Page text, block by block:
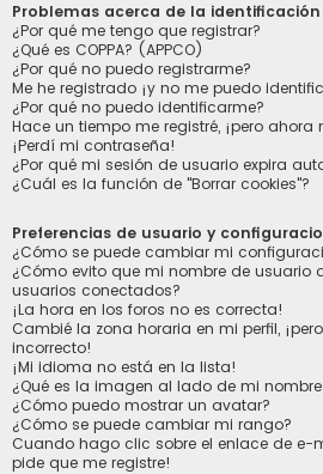
Problemas acerca de la
¿Por qué me tengo que registrar?
¿Qué es COPPA? (APPCO)
¿Por qué no puedo registrarme?
Me he registrado ¡y no me puedo
¿Por qué no puedo identificarme?
Hace un tiempo me registré, ¡pero
¡Perdí mi contraseña!
¿Por qué mi sesión de usuario expira
¿Cuál es la función de "Borrar cookies"?
Preferencias de usuario y
¿Cómo se puede cambiar mi
¿Cómo evito que mi nombre de usuario
usuarios conectados?
¡La hora en los foros no es correcta!
Cambié la zona horaria en mi perfil,
incorrecto!
¡Mi idioma no está en la lista!
¿Qué es la imagen al lado de mi
¿Cómo puedo mostrar un avatar?
¿Cómo se puede cambiar mi rango?
Cuando hago clic sobre el enlace de e-
pide que me registre!